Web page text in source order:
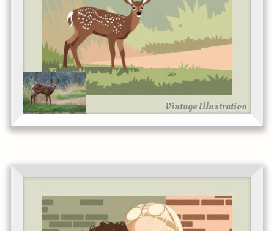
Vintage Illustration